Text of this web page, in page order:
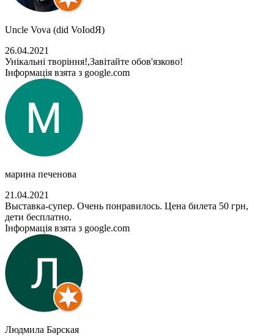
Uncle Vova (did VoIodЯ)
26.04.2021
Унікальні творіння!,Завітайте обов'язково!
Інформація взята з google.com
марина печенова
21.04.2021
Выставка-супер. Очень понравилось. Цена билета 50 грн,
дети бесплатно.
Інформація взята з google.com
Людмила Барская